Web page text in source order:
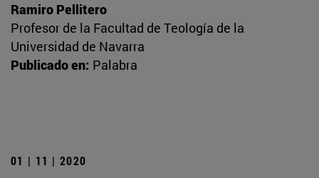
Ramiro Pellitero
Profesor de la Facultad de Teología de la
Universidad de Navarra
Publicado en: Palabra
01 | 11 | 2020